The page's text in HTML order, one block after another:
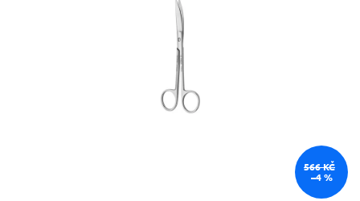
566 KČ
–4 %